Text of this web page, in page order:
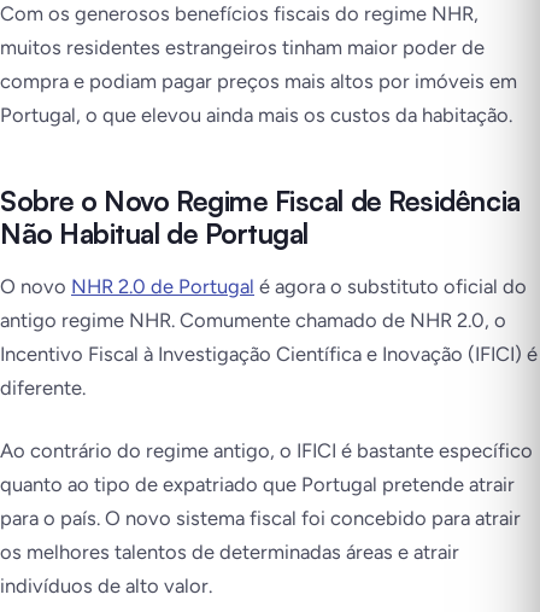
Com os generosos benefícios fiscais do regime NHR,
muitos residentes estrangeiros tinham maior poder de
compra e podiam pagar preços mais altos por imóveis em
Portugal, o que elevou ainda mais os custos da habitação.
Sobre o Novo Regime Fiscal de Residência
Não Habitual de Portugal
O novo NHR 2.0 de Portugal é agora o substituto oficial do
antigo regime NHR. Comumente chamado de NHR 2.0, o
Incentivo Fiscal à Investigação Científica e Inovação (IFICI) é
diferente.
Ao contrário do regime antigo, o IFICI é bastante específico
quanto ao tipo de expatriado que Portugal pretende atrair
para o país. O novo sistema fiscal foi concebido para atrair
os melhores talentos de determinadas áreas e atrair
indivíduos de alto valor.